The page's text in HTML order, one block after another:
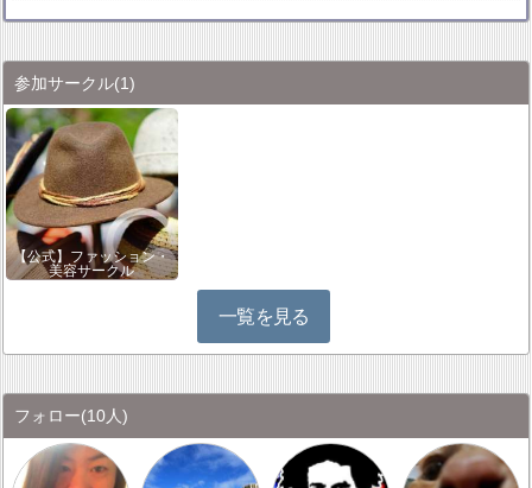
参加サークル(1)
【公式】ファッション・
美容サークル
一覧を見る
フォロー(10人)